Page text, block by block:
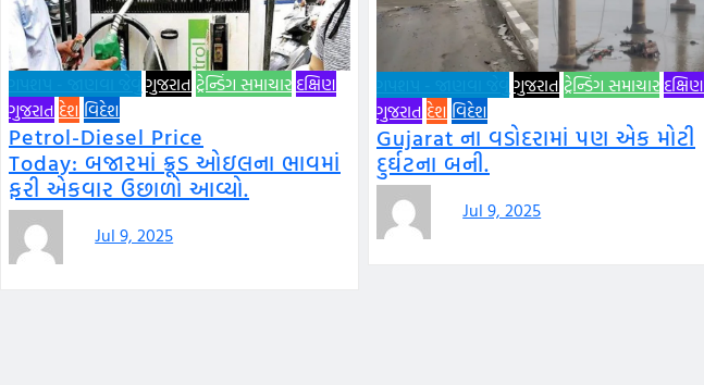
ગુજરાત ટ્રેન્ડિંગ સમાચાર દક્ષિણ
ગુજરાત દેશ વિદેશ
Petrol-Diesel Price
Today: બજારમાં ક્રૂડ ઓઇલના ભાવમાં
ફરી એકવાર ઉછાળો આવ્યો.
Jul 9, 2025
ગુજરાત ટ્રેન્ડિંગ સમાચાર દક્ષિણ
ગુજરાત દેશ વિદેશ
Gujarat ના વડોદરામાં પણ એક મોટી
દુર્ઘટના બની.
Jul 9, 2025